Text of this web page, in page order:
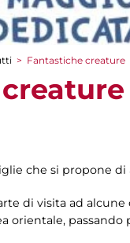
> Fantastiche creature
che si propone
di visita ad
orientale,